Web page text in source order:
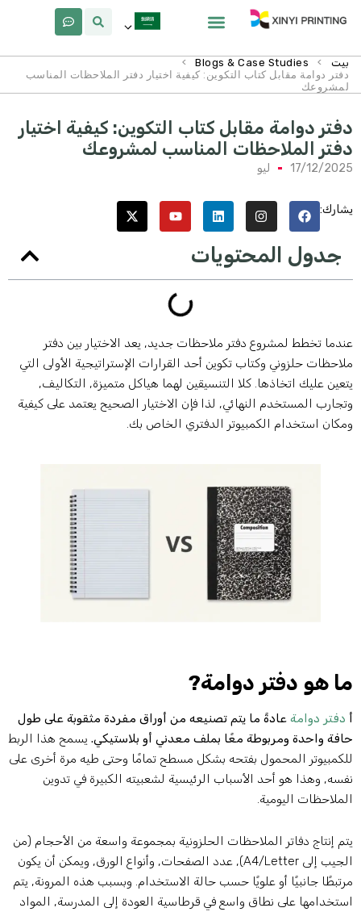
بيت >
Blogs & Case Studies
>
دفتر دوامة مقابل كتاب التكوين: كيفية اختيار دفتر الملاحظات المناسب
لمشروعك
دوامة مقابل كتاب التكوين: كيفية اختيار
الملاحظات المناسب لمشروعك
17/12/ ليو
جدول المحتويات
تخطط لمشروع دفتر ملاحظات جديد, يعد الاختيار بين دفتر
حلزوني وكتاب تكوين أحد القرارات الإستراتيجية الأولى التي
عليك اتخاذها. كلا التنسيقين لهما هياكل متميزة, التكاليف,
المستخدم النهائي, لذا فإن الاختيار الصحيح يعتمد على كيفية
استخدام الكمبيوتر الدفتري الخاص بك.
هو دفتر دوامة?
دفتر دوامةعادةً ما يتم تصنيعه من أوراق مفردة مثقوبة على طول
واحدة ومربوطة معًا بملف معدني أو بلاستيكي.يسمح هذا الربط
المحمول بفتحه بشكل مسطح تمامًا وحتى طيه مرة أخرى على
وهذا هو أحد الأسباب الرئيسية لشعبيته الكبيرة في تدوين
اليومية.
إنتاج دفاتر الملاحظات الحلزونية بمجموعة واسعة من الأحجام (من
الجيب إلى A4/Letter), عدد الصفحات, وأنواع الورق, ويمكن أن يكون
جانبيًا أو علويًا حسب حالة الاستخدام. وبسبب هذه المرونة, يتم
على نطاق واسع في قرطاسية العودة إلى المدرسة, المواد